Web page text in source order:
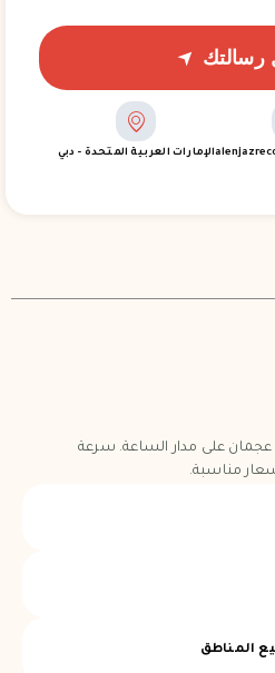
رسالتك
الإمارات العربية المتحدة - دبي
على مدار الساعة. سرعة
مناسبة.
المناطق